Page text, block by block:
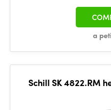
a
Schill SK 4822.RM